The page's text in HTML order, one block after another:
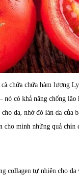
chứa chứa hàm lượng
nó có khả năng chống
da, nhờ đó làn da của
mình những quả chín
collagen tự nhiên cho da